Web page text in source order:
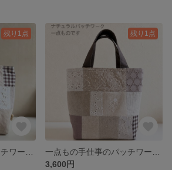
残り1点 残り1点
3,600円